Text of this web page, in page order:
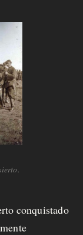
conquistado